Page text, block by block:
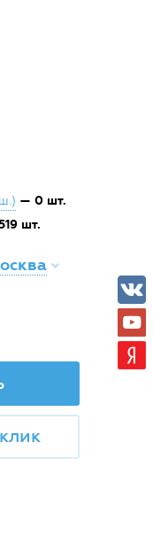
— 0 шт.
шт.